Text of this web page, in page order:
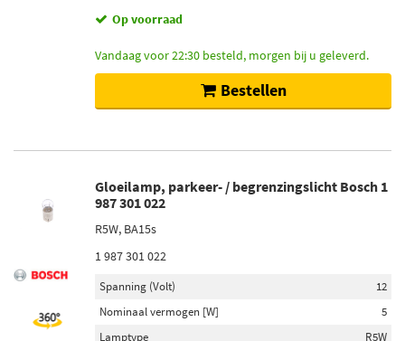
190 (1)
Houderuitvoering
B13 (1)
Netlengte [mm]
Op voorraad
Vandaag voor 22:30 besteld, morgen bij u geleverd.
Bestellen
Gloeilamp, parkeer- / begrenzingslicht Bosch 1
987 301 022
R5W, BA15s
1 987 301 022
Spanning (Volt)
12
Nominaal vermogen [W]
5
Lamptype
R5W